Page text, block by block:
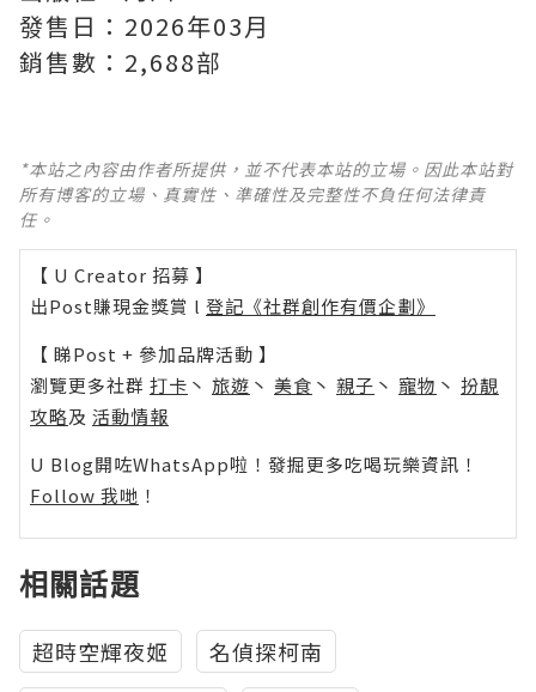
發售日：2026年03月
銷售數：2,688部
*本站之內容由作者所提供，並不代表本站的立場。因此本站對
所有博客的立場、真實性、準確性及完整性不負任何法律責
任。
【 U Creator 招募 】
出Post賺現金獎賞 l 登記《社群創作有價企劃》
【 睇Post + 參加品牌活動 】
瀏覽更多社群 打卡 丶 旅遊 丶 美食 丶 親子 丶 寵物 丶 扮靚
攻略及 活動情報
U Blog開咗WhatsApp啦！發掘更多吃喝玩樂資訊！
Follow 我哋 ！
相關話題
超時空輝夜姬
名偵探柯南